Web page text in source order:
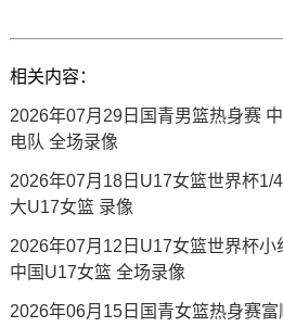
相关内容：
2026年07月29日国青男篮热身赛
电队 全场录像
2026年07月18日U17女篮世界杯1/
大U17女篮 录像
2026年07月12日U17女篮世界杯
中国U17女篮 全场录像
2026年06月15日国青女篮热身赛